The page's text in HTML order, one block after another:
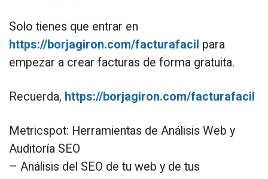
Solo tienes que entrar en
https://borjagiron.com/facturafacil para
empezar a crear facturas de forma gratuita.
Recuerda, https://borjagiron.com/facturafacil
Metricspot: Herramientas de Análisis Web y
Auditoría SEO
– Análisis del SEO de tu web y de tus